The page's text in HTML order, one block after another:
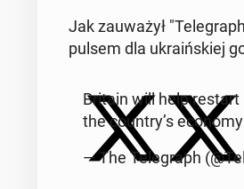
Jak za­uwa­żył
pul­sem dla ukra­iń­skiej
Britain will help
the country’s economy
— The Te­le­graph